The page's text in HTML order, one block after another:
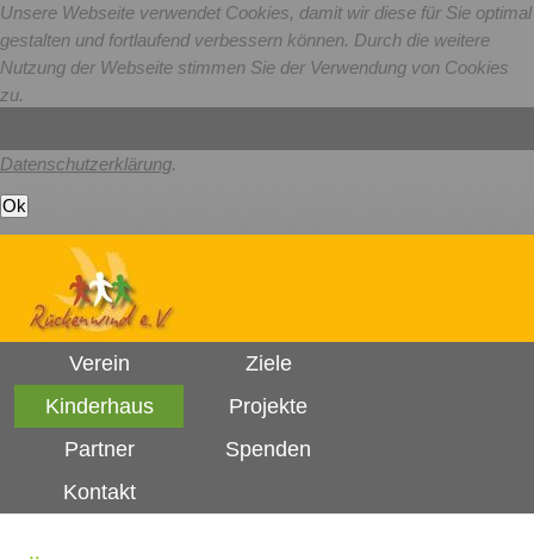
Unsere Webseite verwendet Cookies, damit wir diese für Sie optimal
gestalten und fortlaufend verbessern können. Durch die weitere
Nutzung der Webseite stimmen Sie der Verwendung von Cookies
zu.
Datenschutzerklärung.
Verein
Ziele
Kinderhaus
Projekte
Partner
Spenden
Kontakt